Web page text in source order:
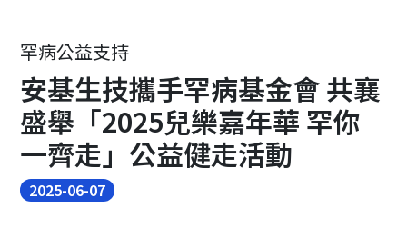
罕病公益支持
安基生技攜手罕病基金會 共襄
盛舉「2025兒樂嘉年華 罕你
一齊走」公益健走活動
2025-06-07